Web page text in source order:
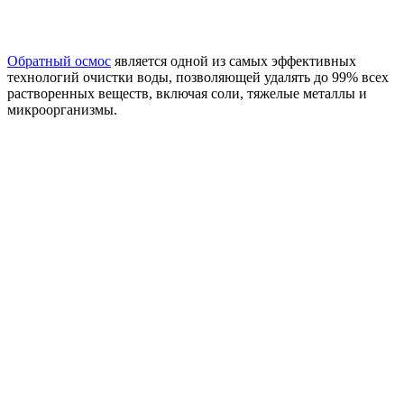
Обратный осмос является одной из самых эффективных
технологий очистки воды, позволяющей удалять до 99% всех
растворенных веществ, включая соли, тяжелые металлы и
микроорганизмы.